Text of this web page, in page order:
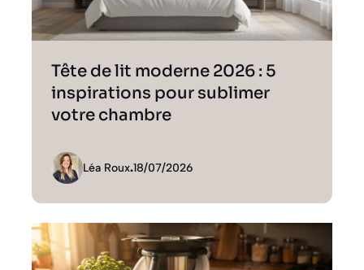
Tête de lit moderne 2026 : 5
inspirations pour sublimer
votre chambre
Léa Roux.18/07/2026